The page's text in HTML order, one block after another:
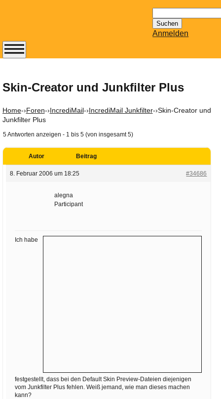
nach:
Anmelden
Skin-Creator und Junkfilter Plus
Home-›Foren-›IncrediMail-›IncrediMail Junkfilter-›Skin-Creator und
Junkfilter Plus
5 Antworten anzeigen - 1 bis 5 (von insgesamt 5)
Autor Beitrag
8. Februar 2006 um 18:25 #34686
alegna
Participant
Ich habe
festgestellt, dass bei den Default Skin Preview-Dateien diejenigen
vom Junkfilter Plus fehlen. Weiß jemand, wie man dieses machen
kann?
Abonnieren Sie den
erscheinenden
Mailhilfe.de
kostenlos.
Der ständig aktuelle
Email für Sie
bereithält!
Wie z.B. Outlook,
oder auch
KuNoMail, usw.
Adresse: